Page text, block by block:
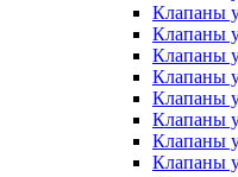
Клапаны
Клапаны
Клапаны
Клапаны
Клапаны
Клапаны
Клапаны
Клапаны